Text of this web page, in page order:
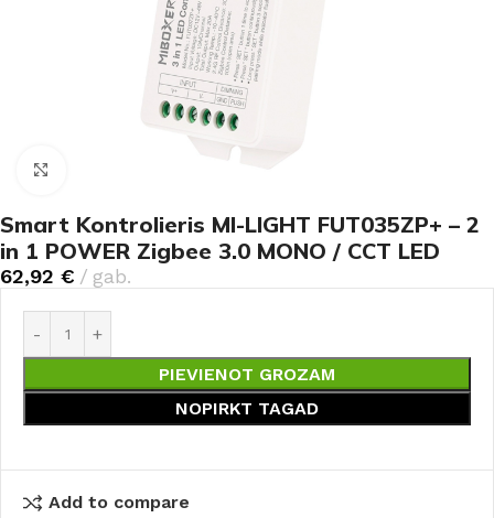
Smart Kontrolieris MI-LIGHT FUT035ZP+ – 2
in 1 POWER Zigbee 3.0 MONO / CCT LED
62,92 € gab.
PIEVIENOT GROZAM
NOPIRKT TAGAD
Add to compare